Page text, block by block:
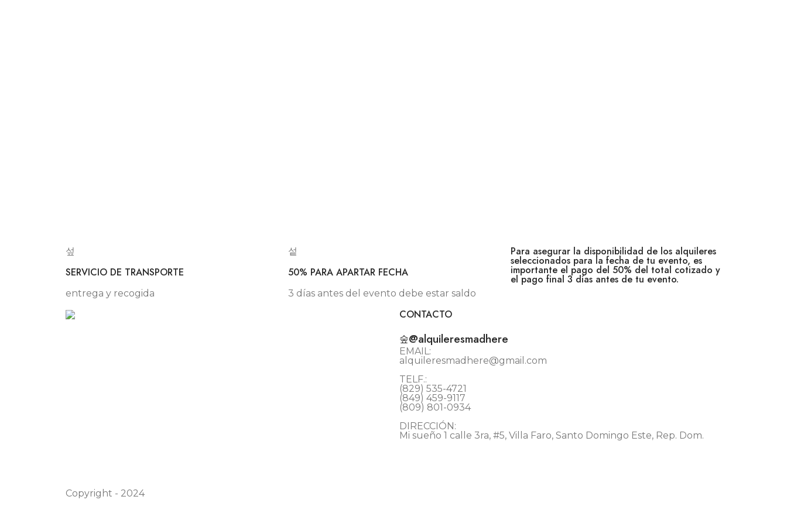
SERVICIO DE TRANSPORTE
entrega y recogida
50% PARA APARTAR FECHA
3 días antes del evento debe estar saldo
Para asegurar la disponibilidad de los alquileres
seleccionados para la fecha de tu evento, es
importante el pago del 50% del total cotizado y
el pago final 3 días antes de tu evento.
CONTACTO
@alquileresmadhere
EMAIL:
alquileresmadhere@gmail.com
TELF.:
(829) 535-4721
(849) 459-9117
(809) 801-0934
DIRECCIÓN:
Mi sueño 1 calle 3ra, #5, Villa Faro, Santo Domingo Este, Rep. Dom.
Copyright - 2024